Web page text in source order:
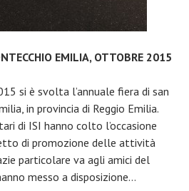
EMILIA, OTTOBRE 2015
si è svolta l’annuale fiera di san
in provincia di Reggio Emilia.
di ISI hanno colto l’occasione
di promozione delle attività
particolare va agli amici del
messo a disposizione…